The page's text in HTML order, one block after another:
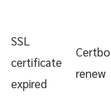
SSL
certificate
expired
renew